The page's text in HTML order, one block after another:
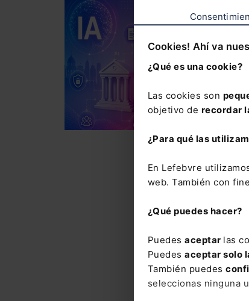
Cookies! Ahí va
¿Qué es una cookie?
Las cookies son
objetivo de recordar
¿Para qué las
En Lefebvre
web. También con
¿Qué puedes hacer?
Puedes aceptar las
Puedes aceptar solo
También puedes
seleccionas ninguna
Curso La IA
límites (4
332,00€
Cómo aplicar
pública, pero
utilizarse sin
jurídicos o
aprenderás, de
herramientas
y las
momento. La
Administración